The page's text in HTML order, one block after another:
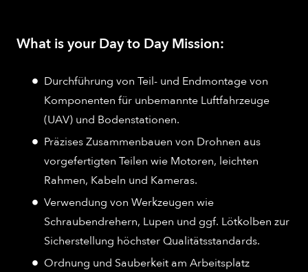
What is your Day to Day Mission:
Durchführung von Teil- und Endmontage von
Komponenten für unbemannte Luftfahrzeuge
(UAV) und Bodenstationen.
Präzises Zusammenbauen von Drohnen aus
vorgefertigten Teilen wie Motoren, leichten
Rahmen, Kabeln und Kameras.
Verwendung von Werkzeugen wie
Schraubendrehern, Lupen und ggf. Lötkolben zur
Sicherstellung höchster Qualitätsstandards.
Ordnung und Sauberkeit am Arbeitsplatz